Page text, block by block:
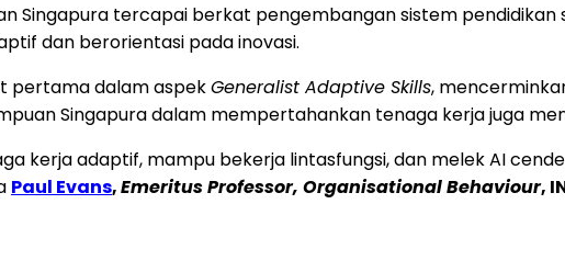
Singapura tercapai berkat pengembangan sistem
dan berorientasi pada inovasi.
pertama dalam aspekGeneralist Adaptive Skills,
Singapura dalam mempertahankan tenaga kerja juga
kerja adaptif, mampu bekerja lintasfungsi, dan melek AI
Paul Evans,Emeritus Professor, Organisational Behaviour,